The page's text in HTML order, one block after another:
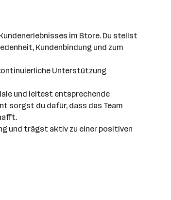
im Store. Du stellst
Kundenbindung und zum
Unterstützung
und leitest entsprechende
sorgst du dafür, dass das Team
und trägst aktiv zu einer positiven